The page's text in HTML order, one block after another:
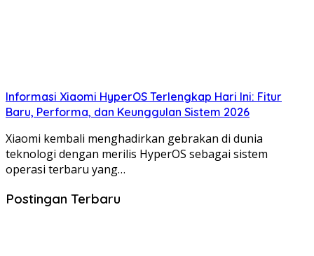
Informasi Xiaomi HyperOS Terlengkap Hari Ini: Fitur
Baru, Performa, dan Keunggulan Sistem 2026
Xiaomi kembali menghadirkan gebrakan di dunia
teknologi dengan merilis HyperOS sebagai sistem
operasi terbaru yang…
Postingan Terbaru